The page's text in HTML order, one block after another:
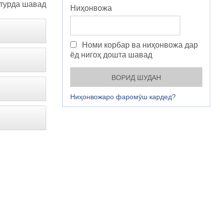
шавад Ниҳонвожа
Номи корбар ва ниҳонвожа дар
ёд нигоҳ дошта шавад
Ниҳонвожаро фаромӯш кардед?